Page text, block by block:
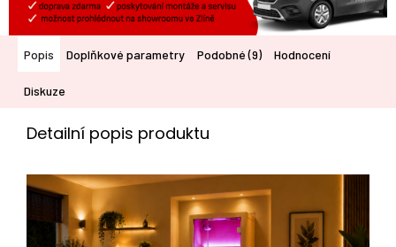
Popis Doplňkové parametry Podobné (9) Hodnocení
Diskuze
Detailní popis produktu